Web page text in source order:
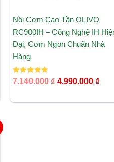
Nồi Cơm Cao Tần OLIVO
RC900IH – Công Nghệ IH
Đại, Cơm Ngon Chuẩn Nhà
Hàng
Được xếp
hạng
7.140.000₫ 4.990.000 ₫